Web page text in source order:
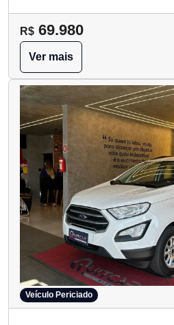
R$ 69.980
Ver mais
Veículo Periciado